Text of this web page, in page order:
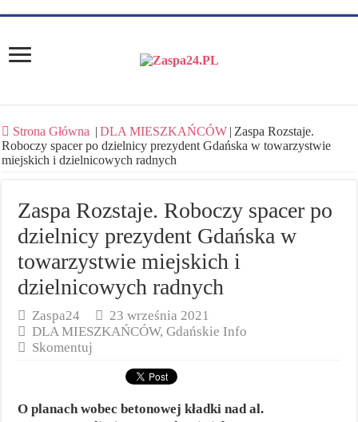
Strona Główna | DLA MIESZKAŃCÓW | Zaspa Rozstaje.
Roboczy spacer po dzielnicy prezydent Gdańska w towarzystwie
miejskich i dzielnicowych radnych
Zaspa Rozstaje. Roboczy spacer po
dzielnicy prezydent Gdańska w
towarzystwie miejskich i
dzielnicowych radnych
Zaspa24
23 września 2021
DLA MIESZKAŃCÓW,Gdańskie Info
Skomentuj
O planach wobec betonowej kładki nad al.